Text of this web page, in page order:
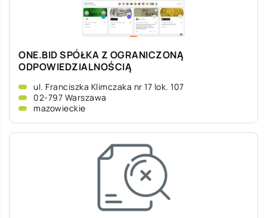
ONE.BID SPÓŁKA Z OGRANICZONĄ
ODPOWIEDZIALNOŚCIĄ
ul. Franciszka Klimczaka nr 17 lok. 107
02-797 Warszawa
mazowieckie